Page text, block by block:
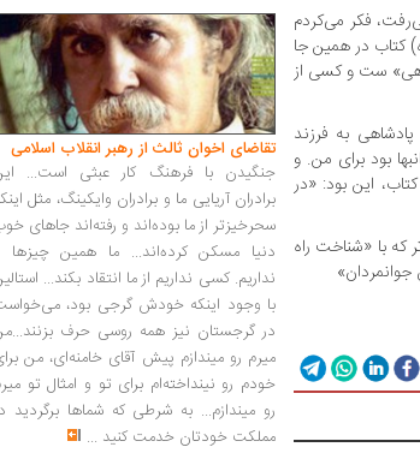
فکر می‌کردم
کتاب در همین جا
ست و کسی از
به فرزند
بود برای من. و
این بود: «در
که با «شناخت راه
تقاضای اخوان ثالث از رهبر انقلاب اسلامی
جنگیدن با فرهنگ کار عبثی است...
برادران آریایی ما و برادران وایکینگ، مثل
سحرخیزتر از ما بوده‌اند و رفته‌اند جاهای
دنیا مسکن کرده‌اند... ما همین چیزها
نداریم. کسی نداریم از ما انتقاد بکند...
با وجود اینکه خودش گرجی بود،
در گرجستان نیز همه روسی حرف
میرم رو میندازم پیش آقای خامنه‌ای، من
خودم رو نینداخته‌ام برای تو و امثال تو
رو میندازم... به شرطی که شماها برگردید
مملکت خودتان خدمت کنید ...